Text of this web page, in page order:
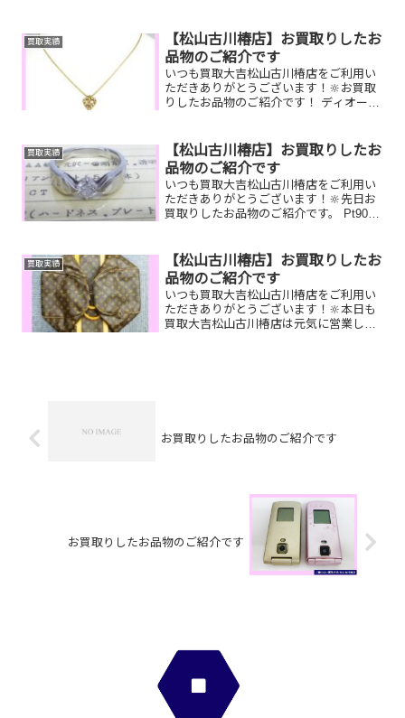
ませんか？ぜひ買取大吉松山古川椿店に
お査定させてく...
買取実績
【松山古川椿店】お買取りしたお
品物のご紹介です
いつも買取大吉松山古川椿店をご利用い
ただきありがとうございます！🔆お買取
りしたお品物のご紹介です！ ディオー
いるお品物はございませんか？そのお品
物ぜひ！買取大吉松山古川椿...
買取実績
【松山古川椿店】お買取りしたお
品物のご紹介です
いつも買取大吉松山古川椿店をご利用い
ただきありがとうございます！🔆先日お
買取りしたお品物のご紹介です。 Pt900
いるお品物はございませんか？そのお品
物ぜひ！買取大...
買取実績
【松山古川椿店】お買取りしたお
品物のご紹介です
いつも買取大吉松山古川椿店をご利用い
ただきありがとうございます！🔆本日も
買取大吉松山古川椿店は元気に営業して
お買取りしたお品物のご紹介です
お買取りしたお品物のご紹介です